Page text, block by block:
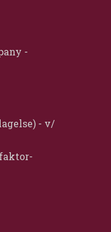
-
- v/